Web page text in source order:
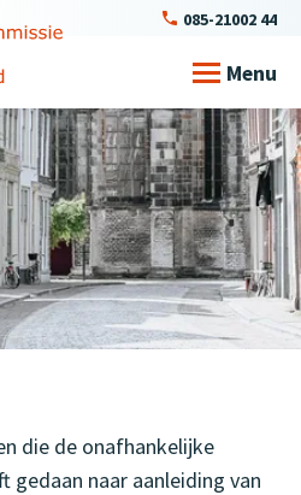
085-21002 44
Menu
die de onafhankelijke
gedaan naar aanleiding van